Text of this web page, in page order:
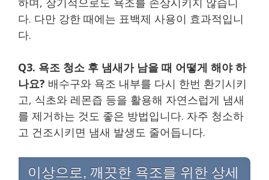
다. 다만 강한 때에는 표백제 사용이 효과적입니
다.
Q3. 욕조 청소 후 냄새가 남을 때 어떻게 해야 하
나요? 배수구와 욕조 내부를 다시 한번 환기시키
고, 식초와 레몬즙 등을 활용해 자연스럽게 냄새
를 제거하는 것도 좋은 방법입니다. 자주 청소하
고 건조시키면 냄새 발생도 줄어듭니다.
이상으로, 깨끗한 욕조를 위한 상세